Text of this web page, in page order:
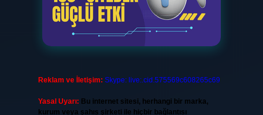
Reklam ve İletişim: Skype: live:.cid.575569c608265c69
Yasal Uyarı: Bu internet sitesi, herhangi bir marka,
kurum veya şahıs şirketi ile hiçbir bağlantısı